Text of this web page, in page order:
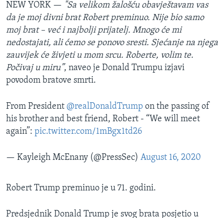
NEW YORK — "Sa velikom žalošću obavještavam vas
da je moj divni brat Robert preminuo. Nije bio samo
moj brat – već i najbolji prijatelj. Mnogo će mi
nedostajati, ali ćemo se ponovo sresti. Sjećanje na njega
zauvijek će živjeti u mom srcu. Roberte, volim te.
Počivaj u miru”, naveo je Donald Trumpu izjavi
povodom bratove smrti.
From President @realDonaldTrump on the passing of
his brother and best friend, Robert - “We will meet
again”: pic.twitter.com/1mBgx1td26
— Kayleigh McEnany (@PressSec) August 16, 2020
Robert Trump preminuo je u 71. godini.
Predsjednik Donald Trump je svog brata posjetio u